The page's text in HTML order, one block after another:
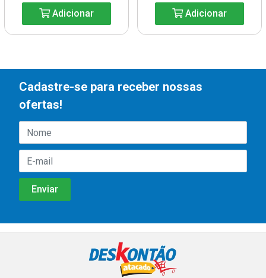
Adicionar Adicionar
Cadastre-se para receber nossas
ofertas!